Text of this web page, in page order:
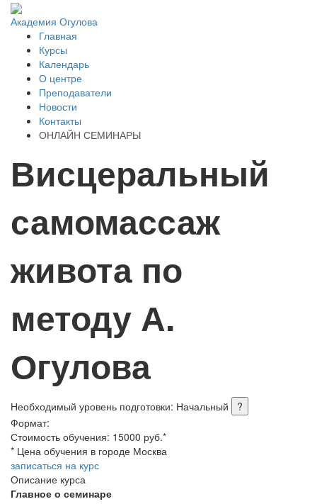
Академия Огулова
Главная
Курсы
Календарь
О центре
Преподаватели
Новости
Контакты
ОНЛАЙН СЕМИНАРЫ
Висцеральный
самомассаж
живота по
методу А.
Огулова
Необходимый уровень подготовки: Начальный
?
Формат:
Стоимость обучения: 15000 руб.*
* Цена обучения в городе Москва
записаться на курс
Описание курса
Главное о семинаре